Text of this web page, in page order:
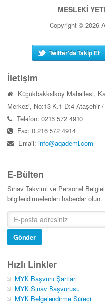
MESLEKİ
Copyright © 2026
Twitter'da Takip Et
İletişim
Küçükbakkalköy Mahallesi,
Merkezi, No:13 K.1 D:4 Ataşehir
Telefon: 0216 572 4910
Fax: 0 216 572 4914
Email:info@aqademi.com
E-Bülten
Sınav Takvimi ve Personel
bilgilendirmelerden haberdar olun.
Gönder
Hızlı Linkler
MYK Başvuru Şartları
MYK Sınav Başvurusu
MYK Belgelendirme Süreci